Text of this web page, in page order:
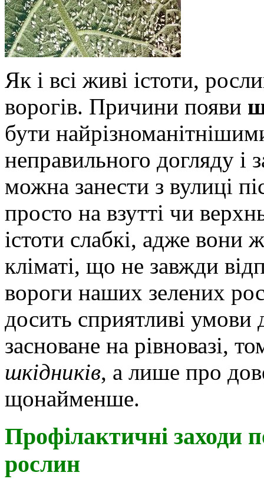
Як і всі живі істоти,
ворогів. Причини появи
бути
неправильного догляду
можна занести з вулиці
просто на взутті чи
істоти слабкі, адже
кліматі, що не завжди
вороги наших зелених
досить сприятливі умови
засноване на рівновазі,
шкідників, а лише про
щонайменше.
Профілактичні заходи
рослин